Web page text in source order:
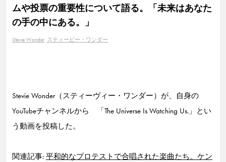
ムや投票の重要性について語る。「未来はあなた
の手の中にある。」
Stevie Wonder スティービー・ワンダー
Stevie Wonder（スティーヴィー・ワンダー）が、自身の
YouTubeチャンネルから 「The Universe Is Watching Us.」とい
う動画を投稿した。
関連記事: 平和的なプロテストで合唱された楽曲たち。ケン